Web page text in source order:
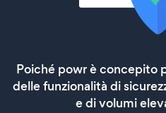
Poiché powr è concepito
delle funzionalità di
e di volumi